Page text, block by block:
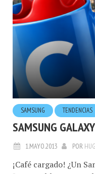
SAMSUNG TENDENCIAS
SAMSUNG
1.MAYO.2013 POR
¡Café cargado! ¿Un